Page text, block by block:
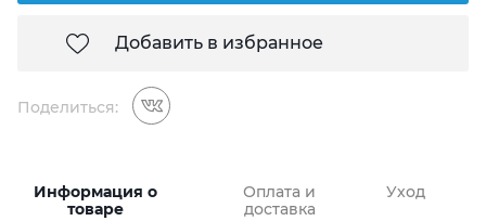
Добавить в избранное
Поделиться:
Информация о
товаре
Оплата и
доставка
Уход